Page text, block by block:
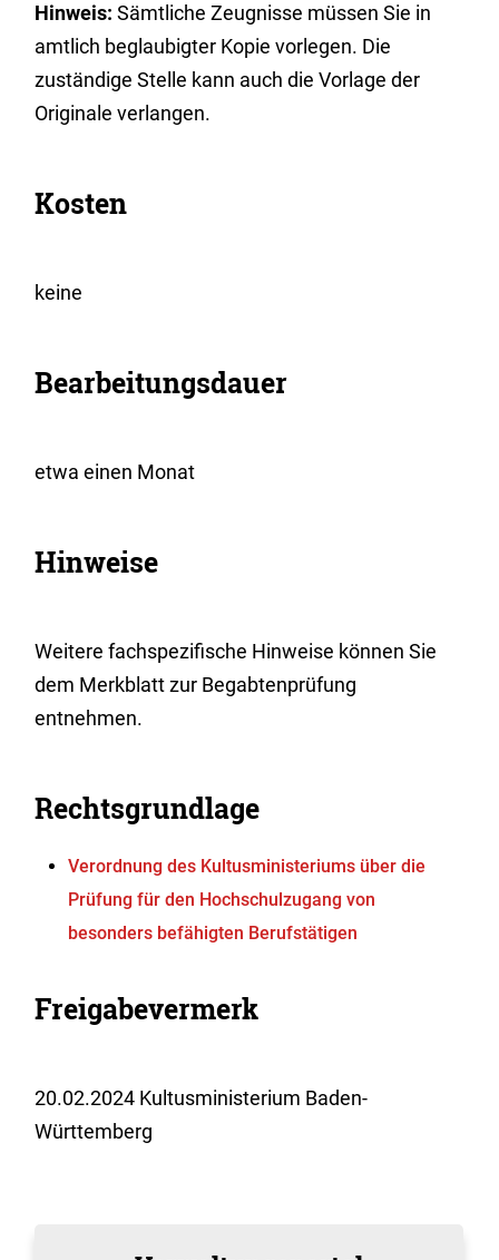
Hinweis: Sämtliche Zeugnisse müssen Sie in
amtlich beglaubigter Kopie vorlegen. Die
zuständige Stelle kann auch die Vorlage der
Originale verlangen.
Kosten
keine
Bearbeitungsdauer
etwa einen Monat
Hinweise
Weitere fachspezifische Hinweise können Sie
dem Merkblatt zur Begabtenprüfung
entnehmen.
Rechtsgrundlage
Verordnung des Kultusministeriums über die
Prüfung für den Hochschulzugang von
besonders befähigten Berufstätigen
Freigabevermerk
20.02.2024 Kultusministerium Baden-
Württemberg